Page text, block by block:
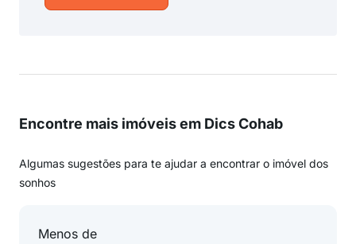
Encontre mais imóveis em Dics Cohab
Algumas sugestões para te ajudar a encontrar o imóvel dos
sonhos
Menos de